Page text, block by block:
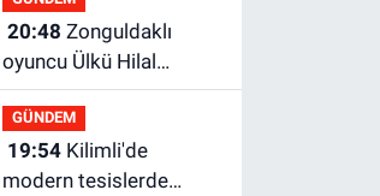
20:48
oyuncu Ülkü Hilal
Çiftçi'nin babasından
suç duyurusu
GÜNDEM
19:54Kilimli'de
modern tesislerde